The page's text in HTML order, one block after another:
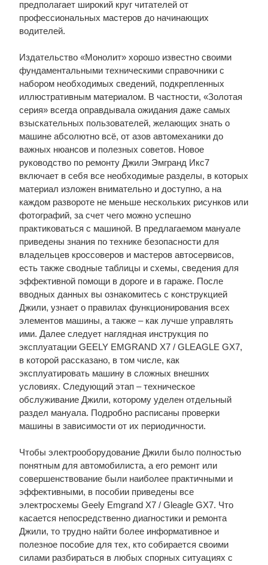
предполагает широкий круг читателей от
профессиональных мастеров до начинающих
водителей.
Издательство «Монолит» хорошо известно своими
фундаментальными техническими справочники с
набором необходимых сведений, подкрепленных
иллюстративным материалом. В частности, «Золотая
серия» всегда оправдывала ожидания даже самых
взыскательных пользователей, желающих знать о
машине абсолютно всё, от азов автомеханики до
важных нюансов и полезных советов. Новое
руководство по ремонту Джили Эмгранд Икс7
включает в себя все необходимые разделы, в которых
материал изложен внимательно и доступно, а на
каждом развороте не меньше нескольких рисунков или
фотографий, за счет чего можно успешно
практиковаться с машиной. В предлагаемом мануале
приведены знания по технике безопасности для
владельцев кроссоверов и мастеров автосервисов,
есть также сводные таблицы и схемы, сведения для
эффективной помощи в дороге и в гараже. После
вводных данных вы ознакомитесь с конструкцией
Джили, узнает о правилах функционирования всех
элементов машины, а также – как лучше управлять
ими. Далее следует наглядная инструкция по
эксплуатации GEELY EMGRAND X7 / GLEAGLE GX7,
в которой рассказано, в том числе, как
эксплуатировать машину в сложных внешних
условиях. Следующий этап – техническое
обслуживание Джили, которому уделен отдельный
раздел мануала. Подробно расписаны проверки
машины в зависимости от их периодичности.
Чтобы электрооборудование Джили было полностью
понятным для автомобилиста, а его ремонт или
совершенствование были наиболее практичными и
эффективными, в пособии приведены все
электросхемы Geely Emgrand X7 / Gleagle GX7. Что
касается непосредственно диагностики и ремонта
Джили, то трудно найти более информативное и
полезное пособие для тех, кто собирается своими
силами разбираться в любых спорных ситуациях с